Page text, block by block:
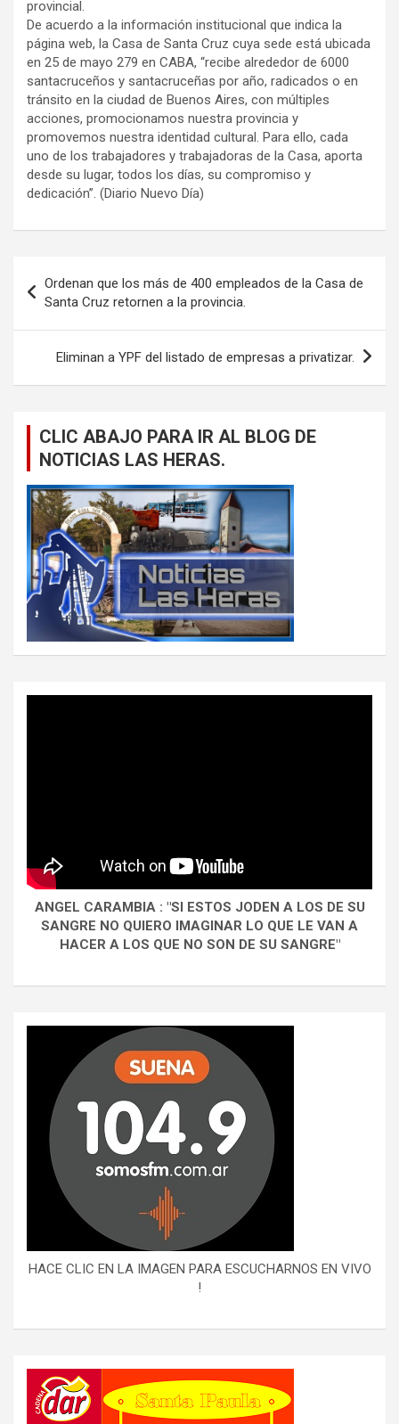
provincial.
De acuerdo a la información institucional que indica la
página web, la Casa de Santa Cruz cuya sede está ubicada
en 25 de mayo 279 en CABA, “recibe alrededor de 6000
santacruceños y santacruceñas por año, radicados o en
tránsito en la ciudad de Buenos Aires, con múltiples
acciones, promocionamos nuestra provincia y
promovemos nuestra identidad cultural. Para ello, cada
uno de los trabajadores y trabajadoras de la Casa, aporta
desde su lugar, todos los días, su compromiso y
dedicación”. (Diario Nuevo Día)
de
entradas
Ordenan que los más de 400 empleados de la Casa de
Santa Cruz retornen a la provincia.
Eliminan a YPF del listado de empresas a privatizar.
CLIC ABAJO PARA IR AL BLOG DE
NOTICIAS LAS HERAS.
ANGEL CARAMBIA : "SI ESTOS JODEN A LOS DE SU
SANGRE NO QUIERO IMAGINAR LO QUE LE VAN A
HACER A LOS QUE NO SON DE SU SANGRE"
HACE CLIC EN LA IMAGEN PARA ESCUCHARNOS EN VIVO
!